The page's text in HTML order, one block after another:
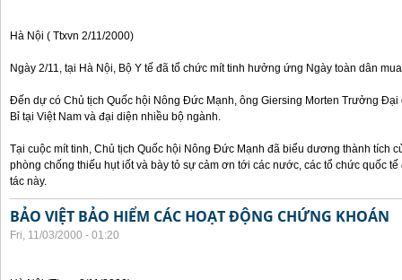
Hà Nội ( Ttxvn 2/11/2000)
Ngày 2/11, tại Hà Nội, Bộ Y tế đã tổ chức mít tinh hưởng ứng Ngày toàn dân
Đến dự có Chủ tịch Quốc hội Nông Đức Mạnh, ông Giersing Morten Trưởng
Bỉ tại Việt Nam và đại diện nhiều bộ ngành.
Tại cuộc mít tinh, Chủ tịch Quốc hội Nông Đức Mạnh đã biểu dương thành tích
phòng chống thiếu hụt iốt và bày tỏ sự cảm ơn tới các nước, các tổ chức quốc
tác này.
BẢO VIỆT BẢO HIỂM CÁC HOẠT ĐỘNG CHỨNG KHOÁN
Fri, 11/03/2000 - 01:20